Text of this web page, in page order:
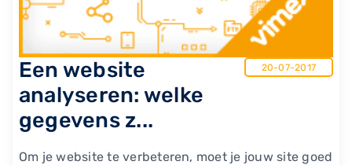
Een website
analyseren: welke
gegevens z...
20-07-2017
Om je website te verbeteren, moet je jouw site goed